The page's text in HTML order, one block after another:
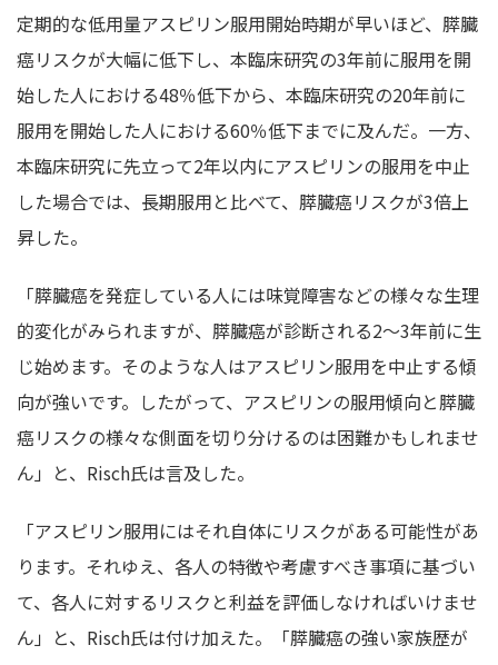
定期的な低用量アスピリン服用開始時期が早いほど、膵臓
癌リスクが大幅に低下し、本臨床研究の3年前に服用を開
始した人における48％低下から、本臨床研究の20年前に
服用を開始した人における60％低下までに及んだ。一方、
本臨床研究に先立って2年以内にアスピリンの服用を中止
した場合では、長期服用と比べて、膵臓癌リスクが3倍上
昇した。
「膵臓癌を発症している人には味覚障害などの様々な生理
的変化がみられますが、膵臓癌が診断される2～3年前に生
じ始めます。そのような人はアスピリン服用を中止する傾
向が強いです。したがって、アスピリンの服用傾向と膵臓
癌リスクの様々な側面を切り分けるのは困難かもしれませ
ん」と、Risch氏は言及した。
「アスピリン服用にはそれ自体にリスクがある可能性があ
ります。それゆえ、各人の特徴や考慮すべき事項に基づい
て、各人に対するリスクと利益を評価しなければいけませ
ん」と、Risch氏は付け加えた。「膵臓癌の強い家族歴が